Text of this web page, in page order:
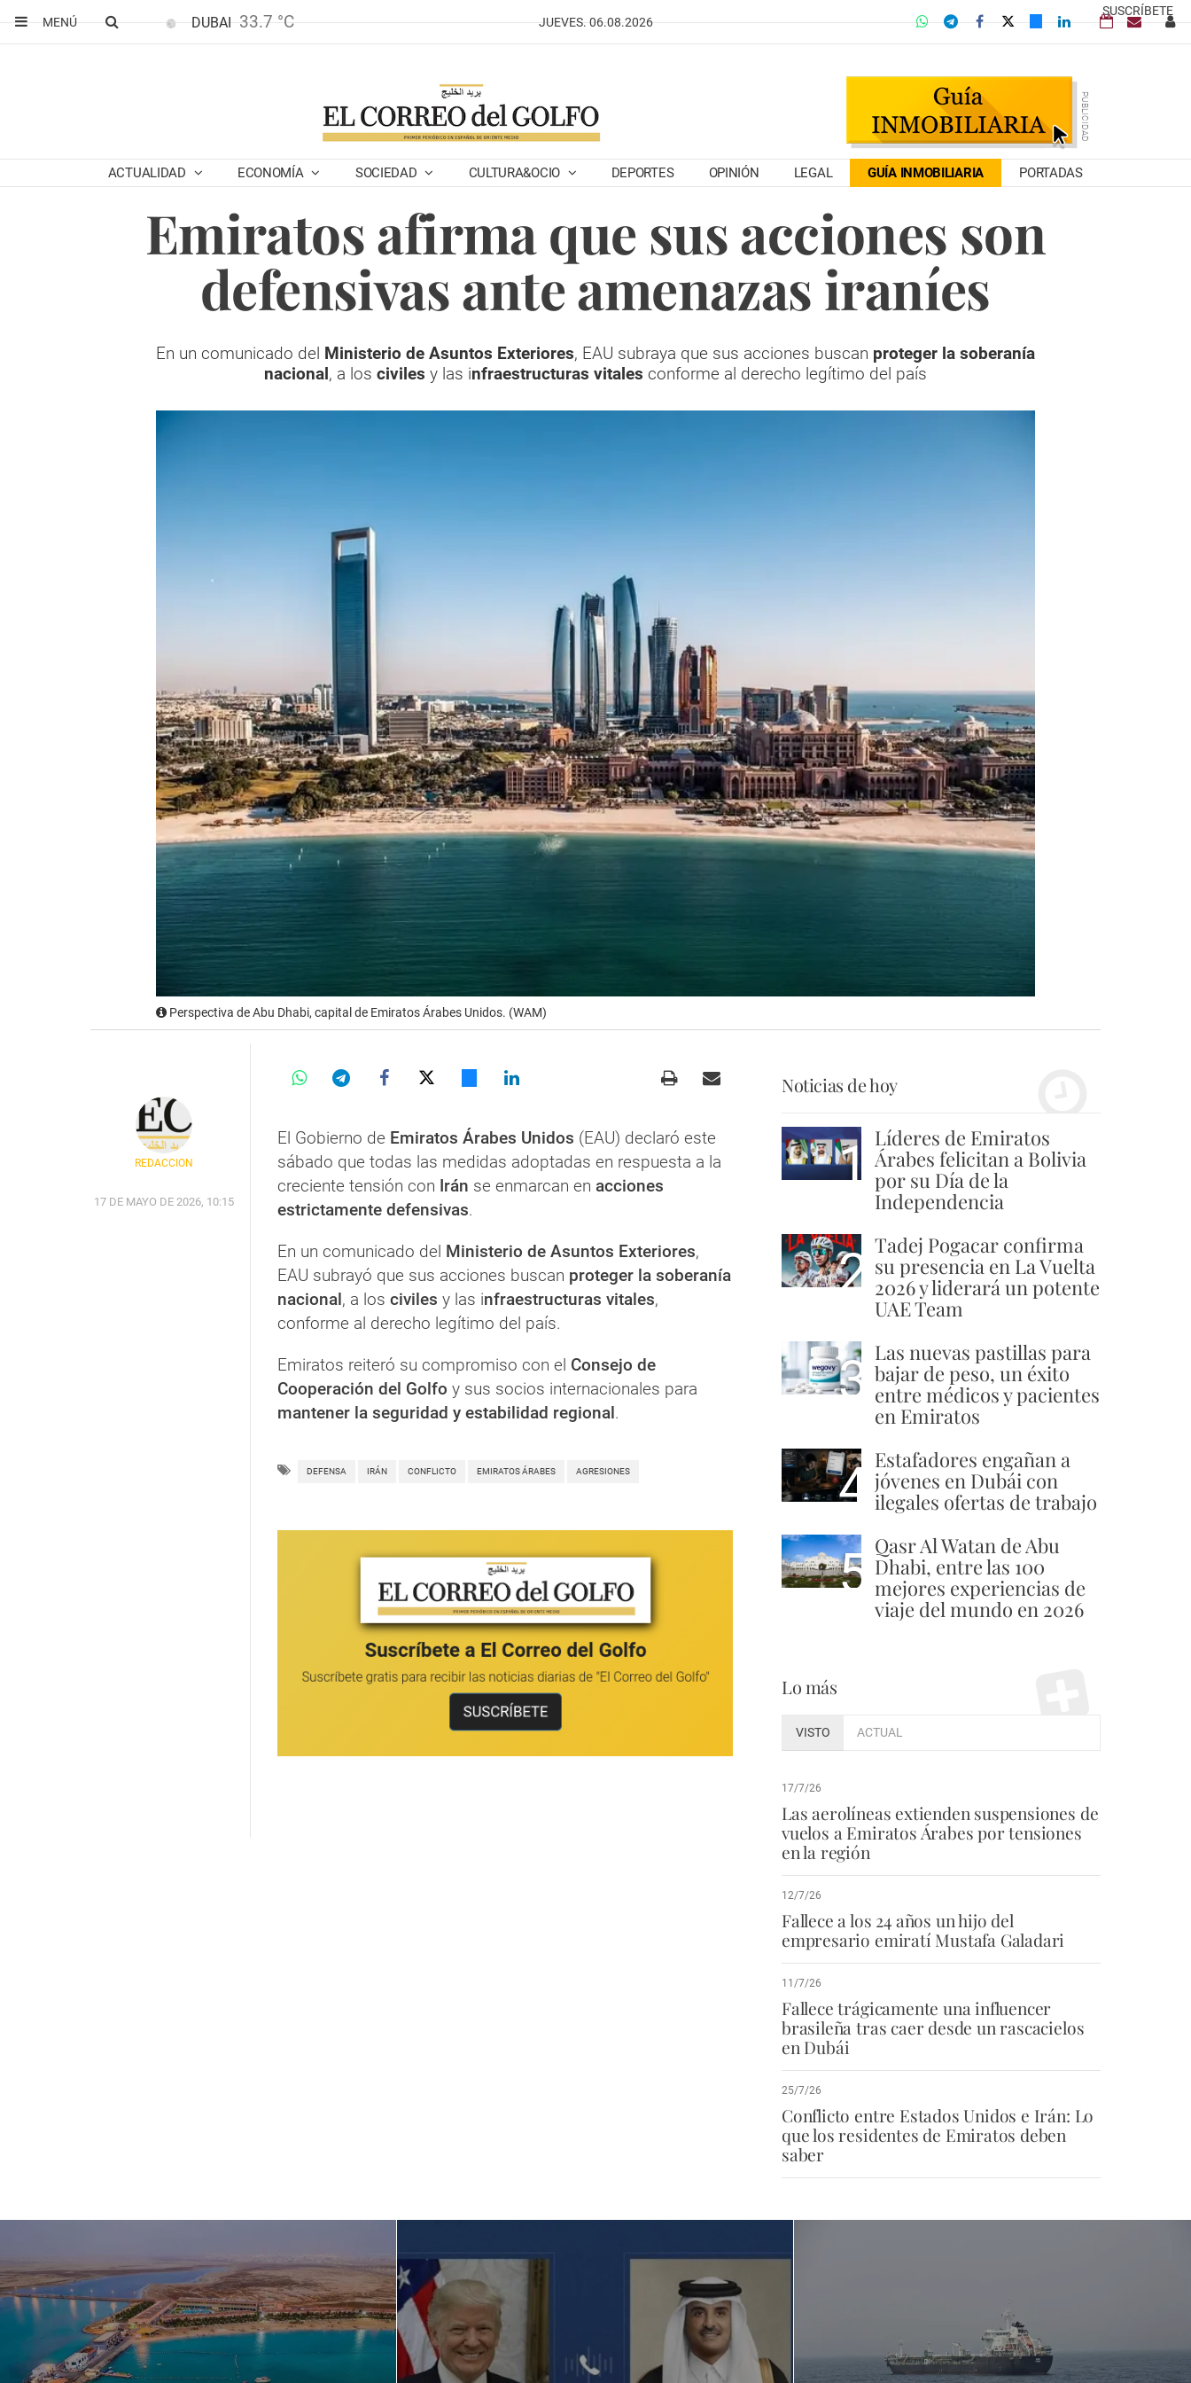
SUSCRÍBETE
MENÚ
DUBAI 33.7 °C JUEVES. 06.08.2026
ACTUALIDAD ECONOMÍA SOCIEDAD CULTURA&OCIO DEPORTES OPINIÓN LEGAL GUÍA INMOBILIARIA PORTADAS
Emiratos afirma que sus acciones son
defensivas ante amenazas iraníes
En un comunicado del Ministerio de Asuntos Exteriores, EAU subraya que sus acciones buscan proteger la soberanía
nacional, a los civiles y las infraestructuras vitales conforme al derecho legítimo del país
Perspectiva de Abu Dhabi, capital de Emiratos Árabes Unidos. (WAM)
REDACCIÓN
17 DE MAYO DE 2026, 10:15
El Gobierno de Emiratos Árabes Unidos (EAU) declaró este
sábado que todas las medidas adoptadas en respuesta a la
creciente tensión con Irán se enmarcan en acciones
estrictamente defensivas.
En un comunicado del Ministerio de Asuntos Exteriores,
EAU subrayó que sus acciones buscan proteger la soberanía
nacional, a los civiles y las infraestructuras vitales,
conforme al derecho legítimo del país.
Emiratos reiteró su compromiso con el Consejo de
Cooperación del Golfo y sus socios internacionales para
mantener la seguridad y estabilidad regional.
DEFENSA IRÁN CONFLICTO EMIRATOS ÁRABES AGRESIONES
Noticias de hoy
1 Líderes de Emiratos
Árabes felicitan a Bolivia
por su Día de la
Independencia
2 Tadej Pogacar confirma
su presencia en La Vuelta
2026 y liderará un potente
UAE Team
3 Las nuevas pastillas para
bajar de peso, un éxito
entre médicos y pacientes
en Emiratos
4 Estafadores engañan a
jóvenes en Dubái con
ilegales ofertas de trabajo
5 Qasr Al Watan de Abu
Dhabi, entre las 100
mejores experiencias de
viaje del mundo en 2026
Lo más
VISTO ACTUAL
17/7/26
Las aerolíneas extienden suspensiones de
vuelos a Emiratos Árabes por tensiones
en la región
12/7/26
Fallece a los 24 años un hijo del
empresario emiratí Mustafa Galadari
11/7/26
Fallece trágicamente una influencer
brasileña tras caer desde un rascacielos
en Dubái
25/7/26
Conflicto entre Estados Unidos e Irán: Lo
que los residentes de Emiratos deben
saber